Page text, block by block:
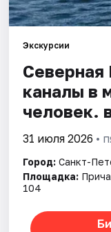
Экскурсии
Северная
каналы в
человек.
31 июля 2026 •
Город: Санкт-
Площадка:
104